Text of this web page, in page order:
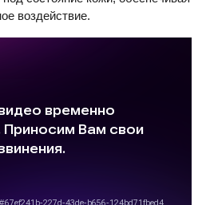
воздействие.